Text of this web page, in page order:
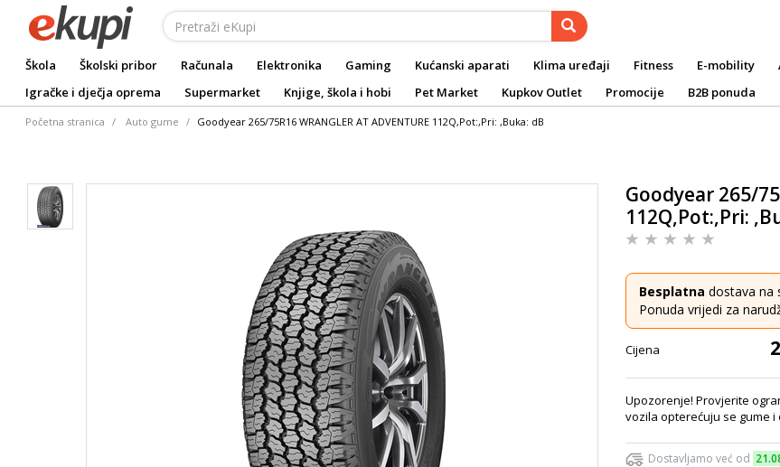
Škola Školski pribor Računala Elektronika Gaming Kućanski aparati Klima uređaji Fitness E-mobility
Igračke i dječja oprema
Supermarket Knjige, škola i hobi Pet Market Kupkov Outlet Promocije B2B ponuda
Početna stranica Auto gume Goodyear 265/75R16 WRANGLER AT ADVENTURE 112Q,Pot:,Pri: ,Buka: dB
Goodyear 265/
112Q,Pot:,Pri:
Besplatna dostava na
Ponuda vrijedi za
Cijena
Upozorenje! Provjerite
vozila opterećuju se gume i
Dostavljamo već od